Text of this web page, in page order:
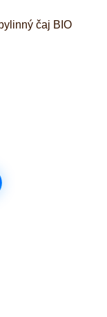
čaj BIO
je 5 z 5